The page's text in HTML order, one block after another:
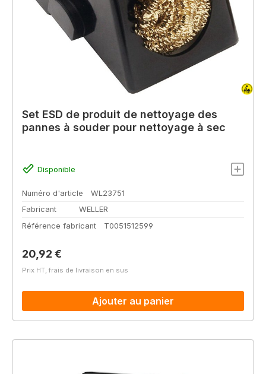
Set ESD de produit de nettoyage des
pannes à souder pour nettoyage à sec
Disponible
Numéro d'article
WL23751
Fabricant
WELLER
Référence fabricant
T0051512599
Prix régulier :
20,92 €
Prix HT, frais de livraison en sus
Ajouter au panier